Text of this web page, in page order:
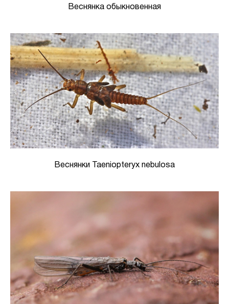
Веснянка обыкновенная
Веснянки Taeniopteryx nebulosa